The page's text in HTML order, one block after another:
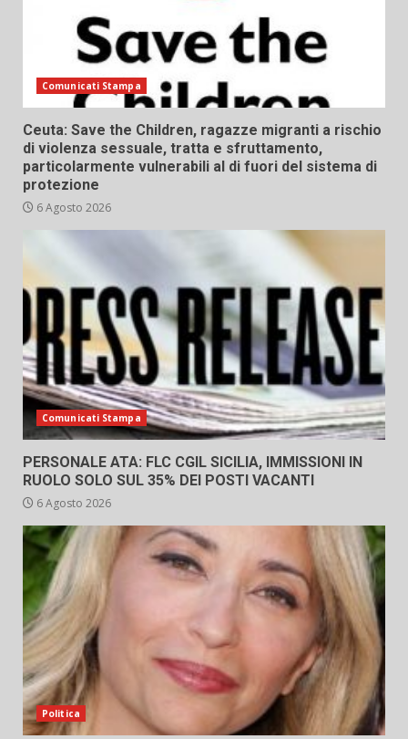
Comunicati Stampa
Ceuta: Save the Children, ragazze migranti a rischio
di violenza sessuale, tratta e sfruttamento,
particolarmente vulnerabili al di fuori del sistema di
protezione
6 Agosto 2026
Comunicati Stampa
PERSONALE ATA: FLC CGIL SICILIA, IMMISSIONI IN
RUOLO SOLO SUL 35% DEI POSTI VACANTI
6 Agosto 2026
Politica